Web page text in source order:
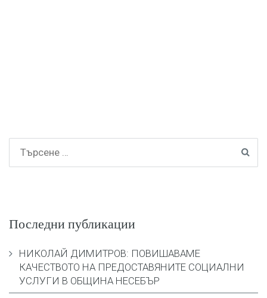
Последни публикации
НИКОЛАЙ ДИМИТРОВ: ПОВИШАВАМЕ
КАЧЕСТВОТО НА ПРЕДОСТАВЯНИТЕ СОЦИАЛНИ
УСЛУГИ В ОБЩИНА НЕСЕБЪР